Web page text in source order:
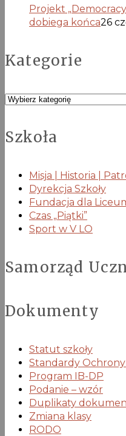
Projekt
dobiega końca26
Kategorie
Kategorie
Szkoła
Misja | Historia |
Dyrekcja Szkoły
Fundacja dla
Czas „Piątki”
Sport w V LO
Samorząd
Dokumenty
Statut szkoły
Standardy Ochrony
Program IB-DP
Podanie – wzór
Duplikaty
Zmiana klasy
RODO